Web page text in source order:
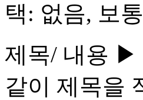
택: 없음, 보
제목/ 내용 ▶
같이 제목을